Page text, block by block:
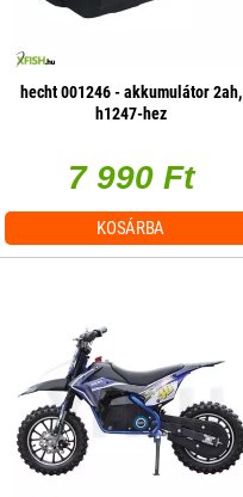
hecht 001246 - akkumulátor 2ah,
h1247-hez
7 990 Ft
KOSÁRBA